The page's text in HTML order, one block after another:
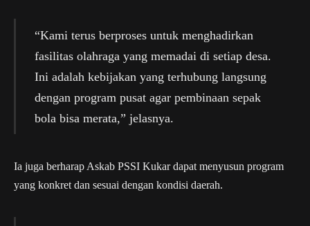
“Kami terus berproses untuk menghadirkan
fasilitas olahraga yang memadai di setiap desa.
Ini adalah kebijakan yang terhubung langsung
dengan program pusat agar pembinaan sepak
bola bisa merata,” jelasnya.
Ia juga berharap Askab PSSI Kukar dapat menyusun program
yang konkret dan sesuai dengan kondisi daerah.